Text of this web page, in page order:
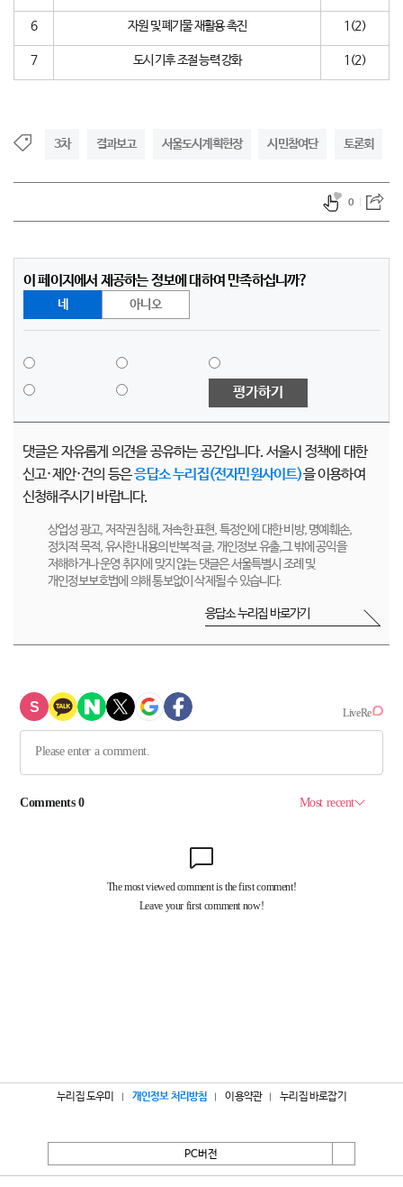
6 자원 및 폐기물 재활용 촉진 1(2)
7 도시 기후 조절 능력 강화 1(2)
3차 결과보고 서울도시계획헌장 시민참여단 토론회
0
이 페이지에서 제공하는 정보에 대하여 만족하십니까?
네 아니오
평가하기
댓글은 자유롭게 의견을 공유하는 공간입니다. 서울시 정책에 대한
신고·제안·건의 등은응답소 누리집(전자민원사이트)을 이용하여
신청해주시기 바랍니다.
상업성 광고, 저작권 침해, 저속한 표현, 특정인에 대한 비방, 명예훼손,
정치적 목적, 유사한 내용의 반복적 글, 개인정보 유출,그 밖에 공익을
저해하거나 운영 취지에 맞지 않는 댓글은 서울특별시 조례 및
개인정보보호법에 의해 통보없이 삭제될 수 있습니다.
응답소 누리집 바로가기
누리집 도우미 개인정보 처리방침 이용약관 누리집 바로잡기
PC버전